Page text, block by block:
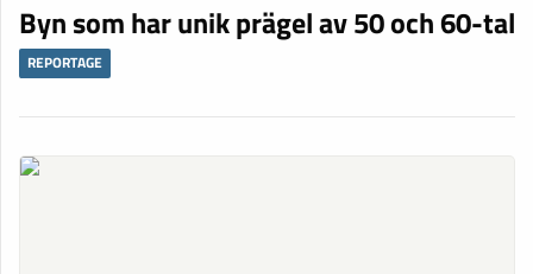
Byn som har unik prägel av 50 och 60-tal
REPORTAGE